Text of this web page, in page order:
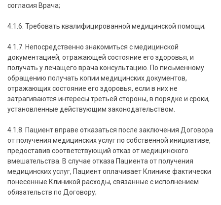
согласия Врача;
4.1.6. Требовать квалифицированной медицинской помощи;
4.1.7. Непосредственно знакомиться с медицинской
документацией, отражающей состояние его здоровья, и
получать у лечащего врача консультацию. По письменному
обращению получать копии медицинских документов,
отражающих состояние его здоровья, если в них не
затрагиваются интересы третьей стороны, в порядке и сроки,
установленные действующим законодательством.
4.1.8. Пациент вправе отказаться после заключения Договора
от получения медицинских услуг по собственной инициативе,
предоставив соответствующий отказ от медицинского
вмешательства. В случае отказа Пациента от получения
медицинских услуг, Пациент оплачивает Клинике фактически
понесенные Клиникой расходы, связанные с исполнением
обязательств по Договору;